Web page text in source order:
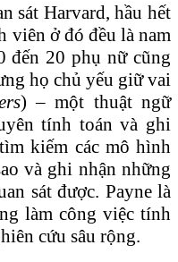
sát Harvard, hầu hết
viên ở đó đều là nam
đến 20 phụ nữ cũng
họ chủ yếu giữ vai
) – một thuật ngữ
tính toán và ghi
kiếm các mô hình
và ghi nhận những
sát được. Payne là
làm công việc tính
cứu sâu rộng.